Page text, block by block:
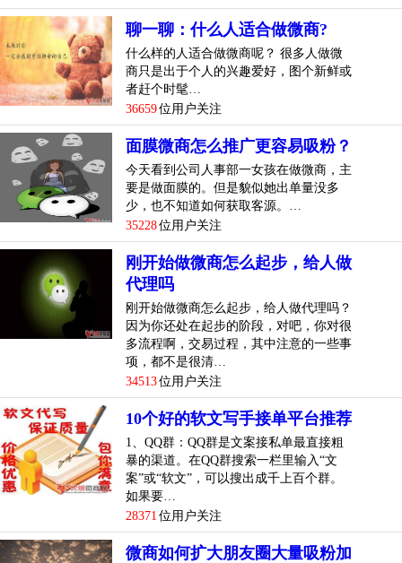
聊一聊：什么人适合做微商?
什么样的人适合做微商呢？ 很多人做微
商只是出于个人的兴趣爱好，图个新鲜或
者赶个时髦…
36659位用户关注
面膜微商怎么推广更容易吸粉？
今天看到公司人事部一女孩在做微商，主
要是做面膜的。但是貌似她出单量没多
少，也不知道如何获取客源。…
35228位用户关注
刚开始做微商怎么起步，给人做
代理吗
刚开始做微商怎么起步，给人做代理吗？
因为你还处在起步的阶段，对吧，你对很
多流程啊，交易过程，其中注意的一些事
项，都不是很清…
34513位用户关注
10个好的软文写手接单平台推荐
1、QQ群：QQ群是文案接私单最直接粗
暴的渠道。在QQ群搜索一栏里输入“文
案”或“软文”，可以搜出成千上百个群。
如果要…
28371 位用户关注
微商如何扩大朋友圈大量吸粉加